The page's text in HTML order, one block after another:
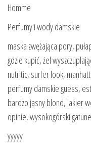
Homme
Perfumy i wody damskie
maska zwężająca pory,
gdzie kupić, żel
nutritic, surfer look,
perfumy damskie guess,
bardzo jasny blond, lakier
opinie, wysokogórski
yyyyy